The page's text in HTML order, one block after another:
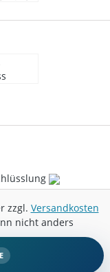
zzgl. Versandkosten
nicht anders
Rights Reserved.